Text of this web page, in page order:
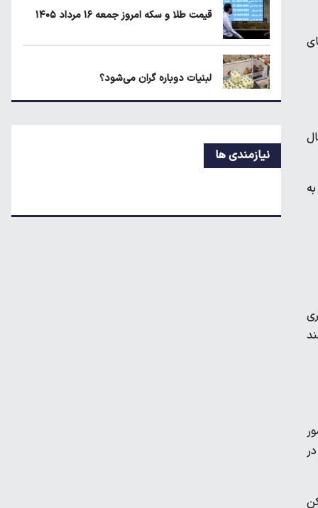
سال
متقاضیان
قیمت طلا و سکه امروز جمعه ۱۶ مرداد ۱۴۰۵
لبنیات دوباره گران می‌شود؟
شد
نیازمندی ها